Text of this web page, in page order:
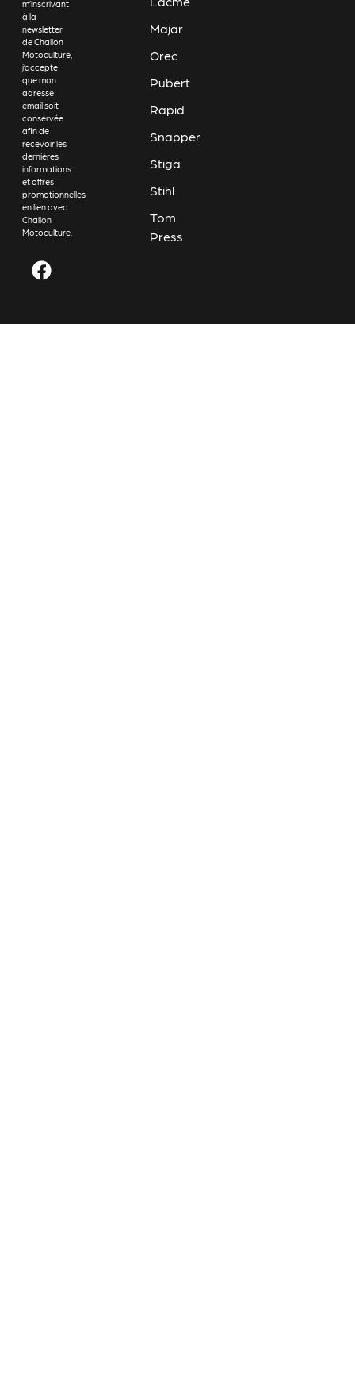
m’inscrivant
à la
newsletter
de Challon
Motoculture,
j’accepte
que mon
adresse
email soit
conservée
afin de
recevoir les
dernières
informations
et offres
promotionnelles
en lien avec
Challon
Motoculture.
Majar
Orec
Pubert
Rapid
Snapper
Stiga
Stihl
Tom
Press